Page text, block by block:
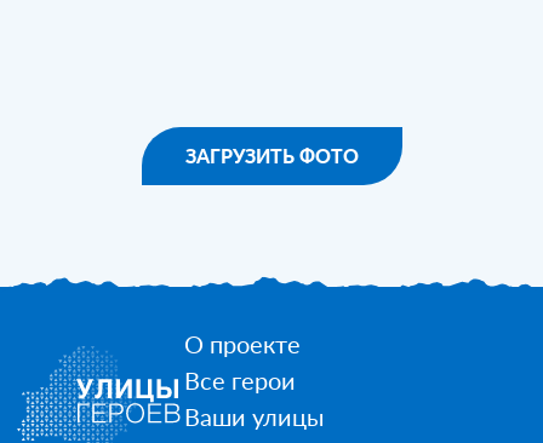
ЗАГРУЗИТЬ ФОТО
О проекте
Все герои
Ваши улицы